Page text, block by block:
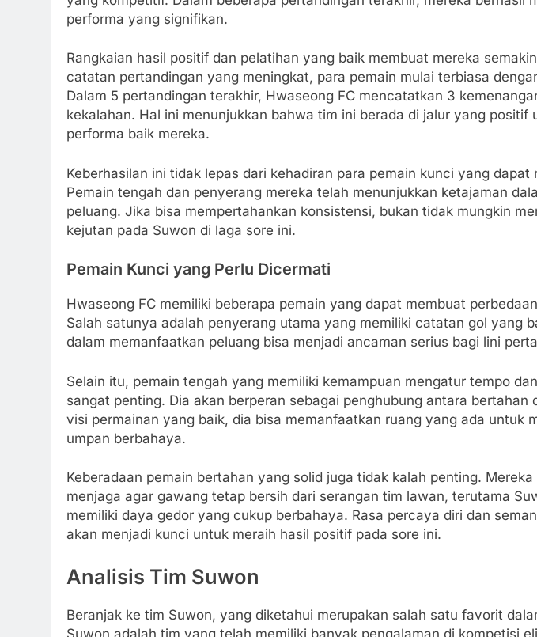
performa yang signifikan.
Rangkaian hasil positif dan pelatihan yang baik membuat mereka
catatan pertandingan yang meningkat, para pemain mulai terbiasa
Dalam 5 pertandingan terakhir, Hwaseong FC mencatatkan 3
kekalahan. Hal ini menunjukkan bahwa tim ini berada di jalur yang positif
performa baik mereka.
Keberhasilan ini tidak lepas dari kehadiran para pemain kunci yang dapat
Pemain tengah dan penyerang mereka telah menunjukkan ketajaman
peluang. Jika bisa mempertahankan konsistensi, bukan tidak mungkin
kejutan pada Suwon di laga sore ini.
Pemain Kunci yang Perlu Dicermati
Hwaseong FC memiliki beberapa pemain yang dapat membuat
Salah satunya adalah penyerang utama yang memiliki catatan gol yang
dalam memanfaatkan peluang bisa menjadi ancaman serius bagi lini
Selain itu, pemain tengah yang memiliki kemampuan mengatur tempo
sangat penting. Dia akan berperan sebagai penghubung antara bertahan
visi permainan yang baik, dia bisa memanfaatkan ruang yang ada untuk
umpan berbahaya.
Keberadaan pemain bertahan yang solid juga tidak kalah penting.
menjaga agar gawang tetap bersih dari serangan tim lawan, terutama
memiliki daya gedor yang cukup berbahaya. Rasa percaya diri dan
akan menjadi kunci untuk meraih hasil positif pada sore ini.
Analisis Tim Suwon
Beranjak ke tim Suwon, yang diketahui merupakan salah satu favorit
Suwon adalah tim yang telah memiliki banyak pengalaman di kompetisi